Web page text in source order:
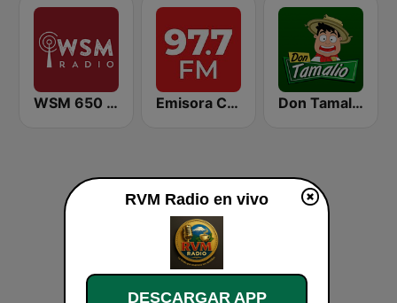
WSM 650 AM Emisora Cultural RAC Don Tamalio Online
RVM Radio en vivo
DESCARGAR APP